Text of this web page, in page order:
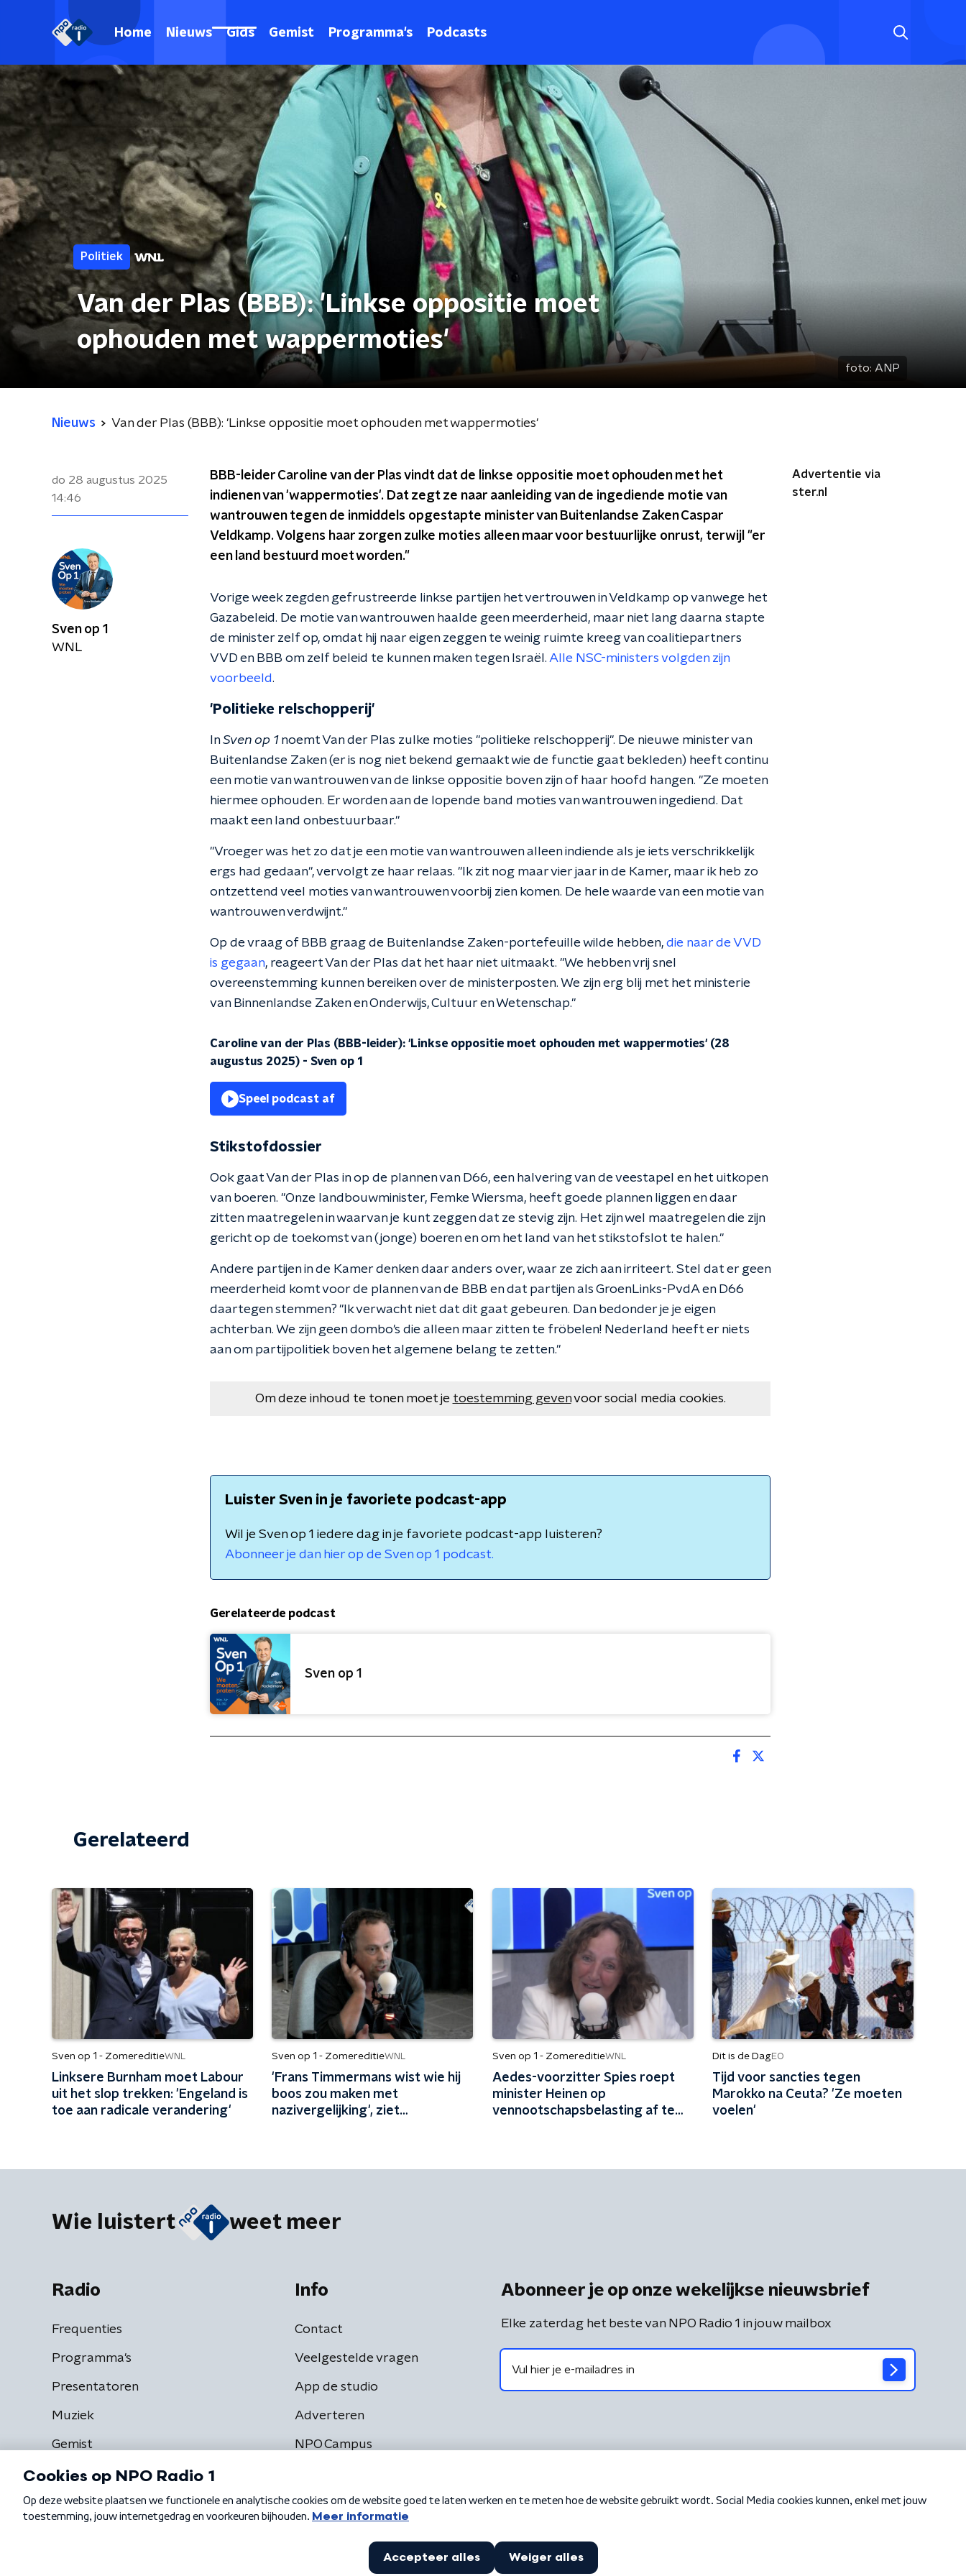
Home Nieuws Gids Gemist Programma's Podcasts
Politiek
Van der Plas (BBB): 'Linkse oppositie moet
ophouden met wappermoties'
foto: ANP
Nieuws Van der Plas (BBB): 'Linkse oppositie moet ophouden met wappermoties'
do 28 augustus 2025
14:46
BBB-leider Caroline van der Plas vindt dat de linkse oppositie moet ophouden met het
indienen van 'wappermoties'. Dat zegt ze naar aanleiding van de ingediende motie van
wantrouwen tegen de inmiddels opgestapte minister van Buitenlandse Zaken Caspar
Veldkamp. Volgens haar zorgen zulke moties alleen maar voor bestuurlijke onrust, terwijl "er
een land bestuurd moet worden."
Vorige week zegden gefrustreerde linkse partijen het vertrouwen in Veldkamp op vanwege het
Gazabeleid. De motie van wantrouwen haalde geen meerderheid, maar niet lang daarna stapte
de minister zelf op, omdat hij naar eigen zeggen te weinig ruimte kreeg van coalitiepartners
VVD en BBB om zelf beleid te kunnen maken tegen Israël. Alle NSC-ministers volgden zijn
voorbeeld.
'Politieke relschopperij'
InSven op 1noemt Van der Plas zulke moties "politieke relschopperij". De nieuwe minister van
Buitenlandse Zaken (er is nog niet bekend gemaakt wie de functie gaat bekleden) heeft continu
een motie van wantrouwen van de linkse oppositie boven zijn of haar hoofd hangen. "Ze moeten
hiermee ophouden. Er worden aan de lopende band moties van wantrouwen ingediend. Dat
maakt een land onbestuurbaar."
"Vroeger was het zo dat je een motie van wantrouwen alleen indiende als je iets verschrikkelijk
ergs had gedaan", vervolgt ze haar relaas. "Ik zit nog maar vier jaar in de Kamer, maar ik heb zo
ontzettend veel moties van wantrouwen voorbij zien komen. De hele waarde van een motie van
wantrouwen verdwijnt."
Op de vraag of BBB graag de Buitenlandse Zaken-portefeuille wilde hebben, die naar de VVD
is gegaan, reageert Van der Plas dat het haar niet uitmaakt. "We hebben vrij snel
overeenstemming kunnen bereiken over de ministerposten. We zijn erg blij met het ministerie
van Binnenlandse Zaken en Onderwijs, Cultuur en Wetenschap."
Caroline van der Plas (BBB-leider): 'Linkse oppositie moet ophouden met wappermoties' (28
augustus 2025) - Sven op 1
Speel podcast af
Stikstofdossier
Ook gaat Van der Plas in op de plannen van D66, een halvering van de veestapel en het uitkopen
van boeren. "Onze landbouwminister, Femke Wiersma, heeft goede plannen liggen en daar
zitten maatregelen in waarvan je kunt zeggen dat ze stevig zijn. Het zijn wel maatregelen die zijn
gericht op de toekomst van (jonge) boeren en om het land van het stikstofslot te halen."
Andere partijen in de Kamer denken daar anders over, waar ze zich aan irriteert. Stel dat er geen
meerderheid komt voor de plannen van de BBB en dat partijen als GroenLinks-PvdA en D66
daartegen stemmen? "Ik verwacht niet dat dit gaat gebeuren. Dan bedonder je je eigen
achterban. We zijn geen dombo's die alleen maar zitten te fröbelen! Nederland heeft er niets
aan om partijpolitiek boven het algemene belang te zetten."
Om deze inhoud te tonen moet je toestemming gevenvoor social media cookies.
Luister Sven in je favoriete podcast-app
Wil je Sven op 1 iedere dag in je favoriete podcast-app luisteren?
Abonneer je dan hier op de Sven op 1 podcast.
Gerelateerde podcast
Sven op 1
Advertentie via
ster.nl
Sven op 1
WNL
Gerelateerd
Sven op 1 - ZomereditieWNL
Linksere Burnham moet Labour
uit het slop trekken: 'Engeland is
toe aan radicale verandering'
Sven op 1 - ZomereditieWNL
'Frans Timmermans wist wie hij
boos zou maken met
nazivergelijking', ziet
Sven op 1 - ZomereditieWNL
Aedes-voorzitter Spies roept
minister Heinen op
vennootschapsbelasting af te
Dit is de DagEO
Tijd voor sancties tegen
Marokko na Ceuta? 'Ze moeten
voelen'
Wie luistert weet meer
Radio
Frequenties
Programma's
Presentatoren
Muziek
Gemist
Info
Contact
Veelgestelde vragen
App de studio
Adverteren
NPO Campus
Abonneer je op onze wekelijkse nieuwsbrief
Elke zaterdag het beste van NPO Radio 1 in jouw mailbox
Algemene voorwaarden Privacybeleid